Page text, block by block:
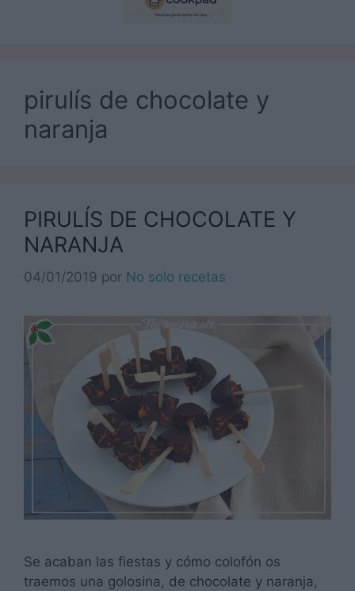
pirulís de chocolate y
naranja
PIRULÍS DE CHOCOLATE Y
NARANJA
04/01/2019 por No solo recetas
Se acaban las fiestas y cómo colofón os
traemos una golosina, de chocolate y naranja,